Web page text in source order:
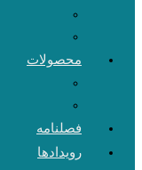
محصولات
فصلنامه
رویدادها